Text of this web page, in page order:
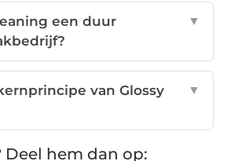
een duur
▼
van Glossy
▼
Deel hem dan op: